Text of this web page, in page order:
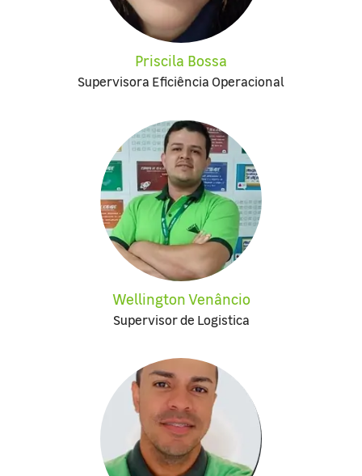
Priscila Bossa
Supervisora Eficiência Operacional
Wellington Venâncio
Supervisor de Logistica